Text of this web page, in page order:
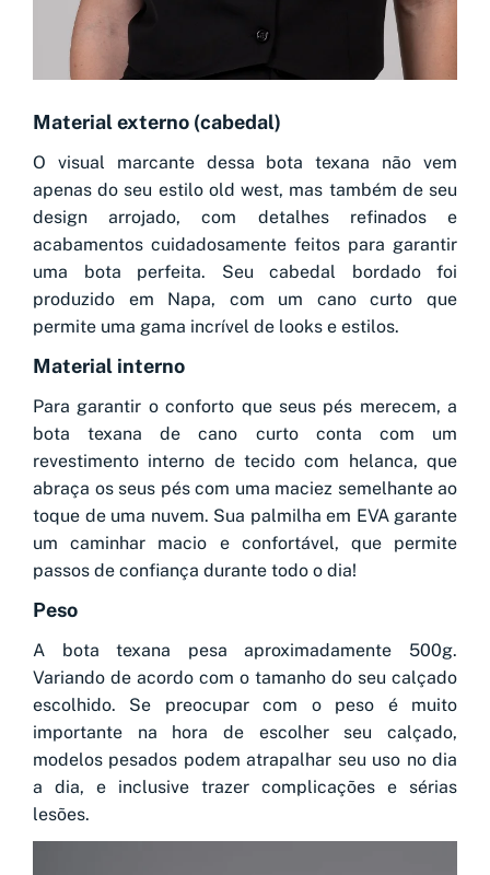
Material externo (cabedal)
O visual marcante dessa bota texana não vem
apenas do seu estilo old west, mas também de seu
design arrojado, com detalhes refinados e
acabamentos cuidadosamente feitos para garantir
uma bota perfeita. Seu cabedal bordado foi
produzido em Napa, com um cano curto que
permite uma gama incrível de looks e estilos.
Material interno
Para garantir o conforto que seus pés merecem, a
bota texana de cano curto conta com um
revestimento interno de tecido com helanca, que
abraça os seus pés com uma maciez semelhante ao
toque de uma nuvem. Sua palmilha em EVA garante
um caminhar macio e confortável, que permite
passos de confiança durante todo o dia!
Peso
A bota texana pesa aproximadamente 500g.
Variando de acordo com o tamanho do seu calçado
escolhido. Se preocupar com o peso é muito
importante na hora de escolher seu calçado,
modelos pesados podem atrapalhar seu uso no dia
a dia, e inclusive trazer complicações e sérias
lesões.